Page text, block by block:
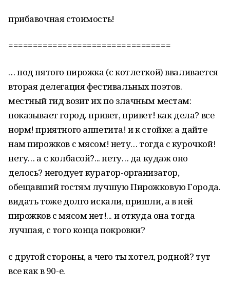
прибавочная стоимость!
=================================
… под пятого пирожка (с котлеткой) вваливается
вторая делегация фестивальных поэтов.
местный гид возит их по злачным местам:
показывает город. привет, привет! как дела? все
норм! приятного аппетита! и к стойке: а дайте
нам пирожков с мясом! нету… тогда с курочкой!
нету… а с колбасой?... нету… да кудаж оно
делось? негодует куратор-организатор,
обещавший гостям лучшую Пирожковую Города.
видать тоже долго искали, пришли, а в ней
пирожков с мясом нет!... и откуда она тогда
лучшая, с того конца покровки?
с другой стороны, а чего ты хотел, родной? тут
все как в 90-е.